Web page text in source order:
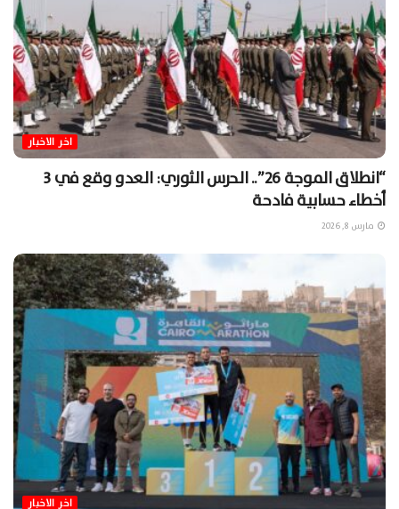
اخر الاخبار
“انطلاق الموجة 26”.. الحرس الثوري: العدو وقع في 3
أخطاء حسابية فادحة
مارس 8, 2026
اخر الاخبار